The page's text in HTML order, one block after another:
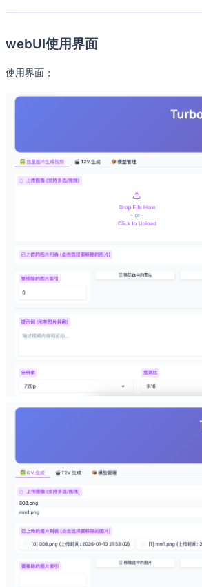
webUI使用界面
使用界面；